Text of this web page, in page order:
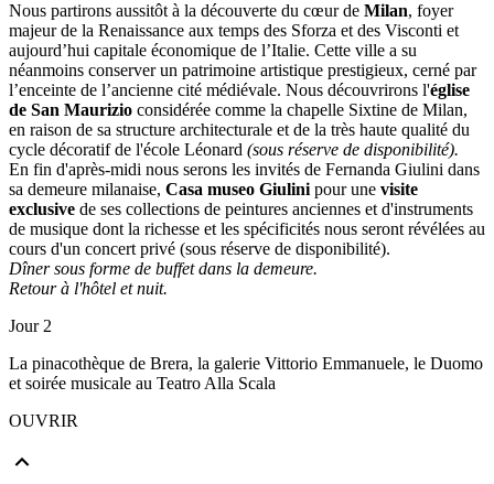
Nous partirons aussitôt à la découverte du cœur de Milan, foyer
majeur de la Renaissance aux temps des Sforza et des Visconti et
aujourd’hui capitale économique de l’Italie. Cette ville a su
néanmoins conserver un patrimoine artistique prestigieux, cerné par
l’enceinte de l’ancienne cité médiévale. Nous découvrirons l'église
de San Maurizio considérée comme la chapelle Sixtine de Milan,
en raison de sa structure architecturale et de la très haute qualité du
cycle décoratif de l'école Léonard (sous réserve de disponibilité).
En fin d'après-midi nous serons les invités de Fernanda Giulini dans
sa demeure milanaise, Casa museo Giulini pour une visite
exclusive de ses collections de peintures anciennes et d'instruments
de musique dont la richesse et les spécificités nous seront révélées au
cours d'un concert privé (sous réserve de disponibilité).
Dîner sous forme de buffet dans la demeure.
Retour à l'hôtel et nuit.
Jour 2
La pinacothèque de Brera, la galerie Vittorio Emmanuele, le Duomo
et soirée musicale au Teatro Alla Scala
OUVRIR